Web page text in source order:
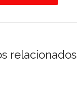
relacionados